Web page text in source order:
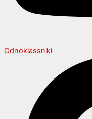
Odnoklassniki